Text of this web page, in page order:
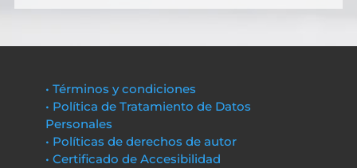
• Términos y condiciones
• Política de Tratamiento de Datos
Personales
• Políticas de derechos de autor
• Certificado de Accesibilidad